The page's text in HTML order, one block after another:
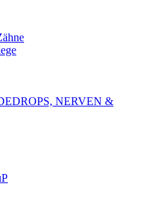
NERVEN &